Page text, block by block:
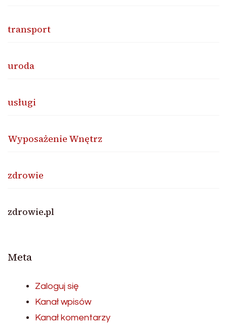
transport
uroda
usługi
Wyposażenie Wnętrz
zdrowie
zdrowie.pl
Meta
Zaloguj się
Kanał wpisów
Kanał komentarzy